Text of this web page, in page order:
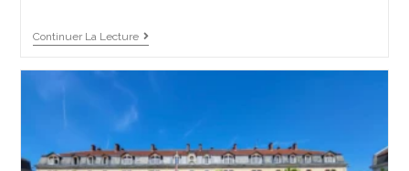
Continuer La Lecture